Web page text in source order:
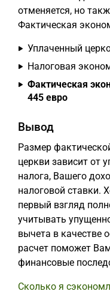
отменяется, но
Фактическая
Уплаченный
Налоговая
Фактическая
445 евро
Вывод
Размер
церкви зависит от
налога, Вашего
налоговой ставки.
первый взгляд
учитывать
вычета в качестве
расчет поможет
финансовые
Сколько я